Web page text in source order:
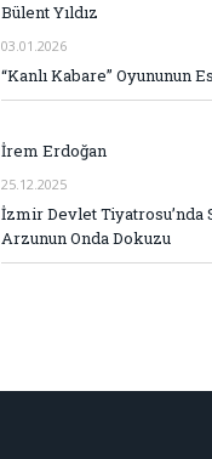
Bülent Yıldız
03.01.2026
“Kanlı Kabare” Oyununun
İrem Erdoğan
25.12.2025
İzmir Devlet Tiyatrosu’nda
Arzunun Onda Dokuzu